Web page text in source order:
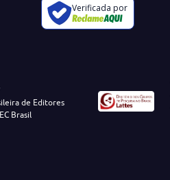
Verificada por
de Editores
Brasil